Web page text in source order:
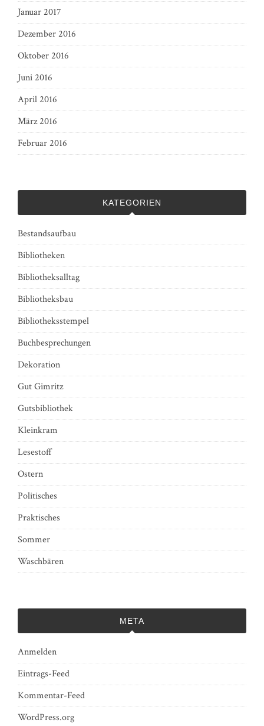
Januar 2017
Dezember 2016
Oktober 2016
Juni 2016
April 2016
März 2016
Februar 2016
KATEGORIEN
Bestandsaufbau
Bibliotheken
Bibliotheksalltag
Bibliotheksbau
Bibliotheksstempel
Buchbesprechungen
Dekoration
Gut Gimritz
Gutsbibliothek
Kleinkram
Lesestoff
Ostern
Politisches
Praktisches
Sommer
Waschbären
META
Anmelden
Eintrags-Feed
Kommentar-Feed
WordPress.org